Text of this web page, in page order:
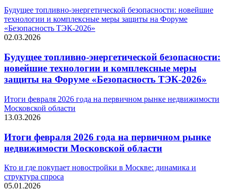
Будущее топливно-энергетической безопасности: новейшие
технологии и комплексные меры защиты на Форуме
«Безопасность ТЭК-2026»
02.03.2026
Будущее топливно-энергетической безопасности:
новейшие технологии и комплексные меры
защиты на Форуме «Безопасность ТЭК-2026»
Итоги февраля 2026 года на первичном рынке недвижимости
Московской области
13.03.2026
Итоги февраля 2026 года на первичном рынке
недвижимости Московской области
Кто и где покупает новостройки в Москве: динамика и
структура спроса
05.01.2026